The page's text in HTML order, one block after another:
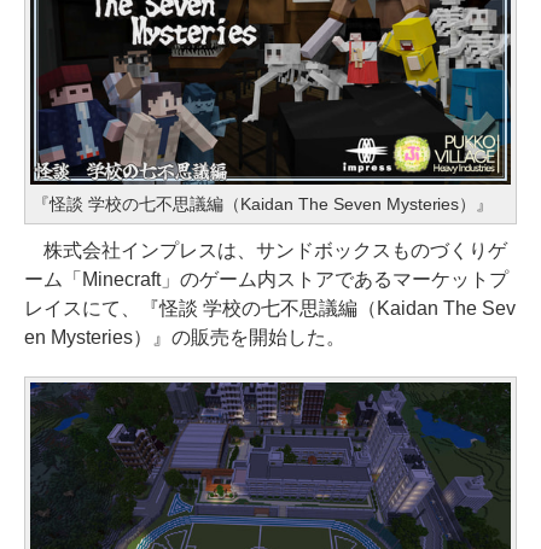
『怪談 学校の七不思議編（Kaidan The Seven Mysteries）』
株式会社インプレスは、サンドボックスものづくりゲ
ーム「Minecraft」のゲーム内ストアであるマーケットプ
レイスにて、『怪談 学校の七不思議編（Kaidan The Sev
en Mysteries）』の販売を開始した。